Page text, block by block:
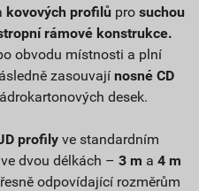
kovových profilů pro suchou
rámové konstrukce.
obvodu místnosti a plní
zasouvají nosné CD
desek.
profily ve standardním
dvou délkách – 3 m a 4 m
odpovídající rozměrům